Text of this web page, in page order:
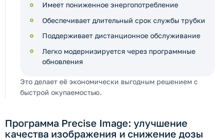
Имеет пониженное энергопотребление
Обеспечивает длительный срок службы трубки
Поддерживает дистанционное обслуживание
Легко модернизируется через программные
обновления
Это делает её экономически выгодным решением с
быстрой окупаемостью.
Программа Precise Image: улучшение
качества изображения и снижение дозы